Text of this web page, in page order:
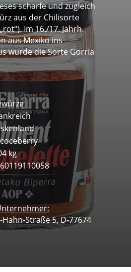
scharfe und zugleich
aus der Chilisorte
Im 16./17. Jahrh.
aus Mexiko ins
wurde die Sorte Gorria
kg
Straße 5, D-77674